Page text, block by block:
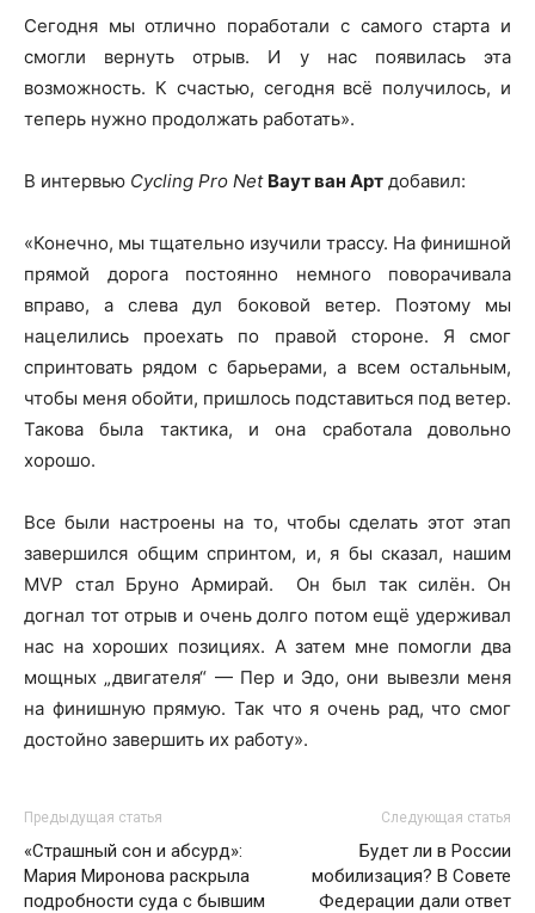
Сегодня мы отлично поработали с самого старта и
смогли вернуть отрыв. И у нас появилась эта
возможность. К счастью, сегодня всё получилось, и
теперь нужно продолжать работать».
В интервью Cycling Pro Net Ваут ван Арт добавил:
«Конечно, мы тщательно изучили трассу. На финишной
прямой дорога постоянно немного поворачивала
вправо, а слева дул боковой ветер. Поэтому мы
нацелились проехать по правой стороне. Я смог
спринтовать рядом с барьерами, а всем остальным,
чтобы меня обойти, пришлось подставиться под ветер.
Такова была тактика, и она сработала довольно
хорошо.
Все были настроены на то, чтобы сделать этот этап
завершился общим спринтом, и, я бы сказал, нашим
MVP стал Бруно Армирай. Он был так силён. Он
догнал тот отрыв и очень долго потом ещё удерживал
нас на хороших позициях. А затем мне помогли два
мощных „двигателя“ — Пер и Эдо, они вывезли меня
на финишную прямую. Так что я очень рад, что смог
достойно завершить их работу».
Предыдущая статья
«Страшный сон и абсурд»:
Мария Миронова раскрыла
подробности суда с бывшим
Следующая статья
Будет ли в России
мобилизация? В Совете
Федерации дали ответ